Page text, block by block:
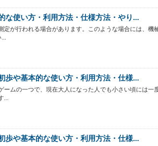
な使い方・利用方法・仕様方法・やり...
定が行われる場合があります。このような場合には、機
歩や基本的な使い方・利用方法・仕様...
ームの一つで、現在大人になった人でも小さい頃には一
...
歩や基本的な使い方・利用方法・仕様...